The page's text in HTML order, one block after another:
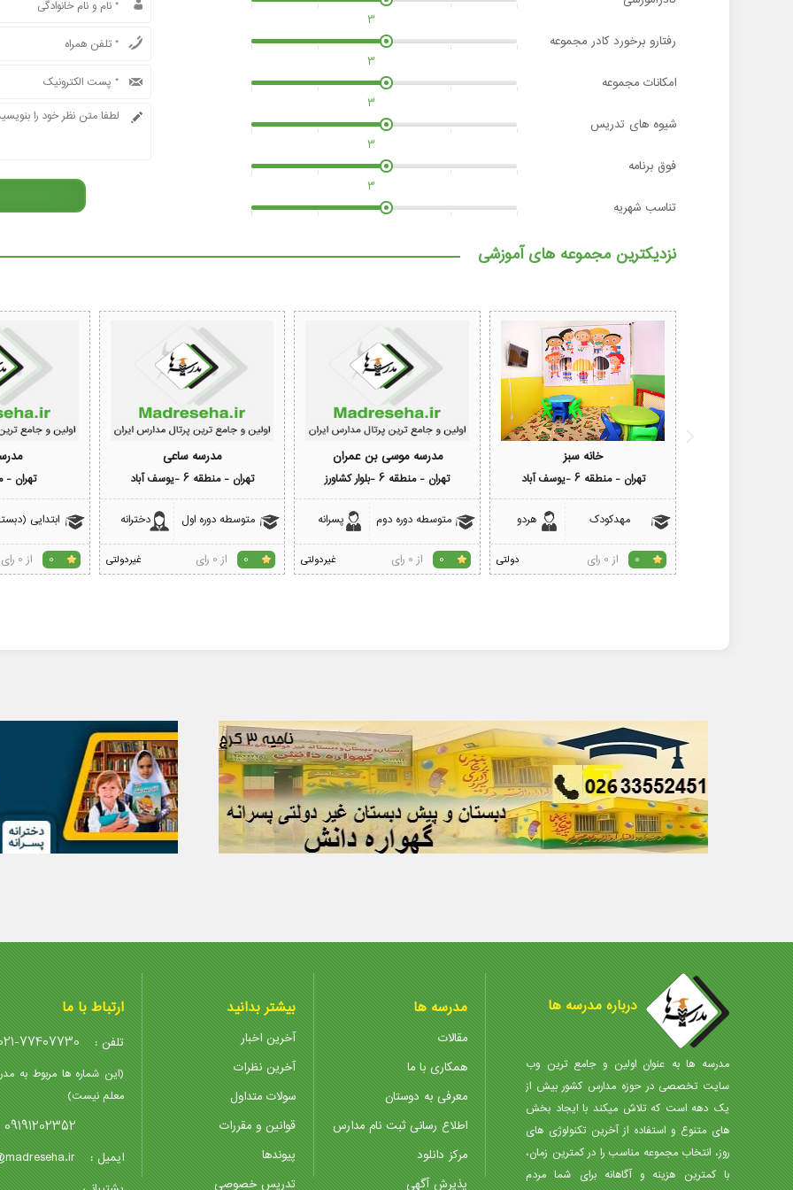
رفتارو برخورد کادر مجموعه
3
امکانات مجموعه
3
شیوه های تدریس
3
فوق برنامه
3
تناسب شهریه
3
نزدیکترین مجموعه های آموزشی
خانه سبز
تهران - منطقه 6 -یوسف آباد
مهدکودک هردو
دولتی 0 از 0 رای
مدرسه موسی بن عمران
تهران - منطقه 6 -بلوار کشاورز
متوسطه دوره دوم پسرانه
غیردولتی 0 از 0 رای
مدرسه ساعی
تهران - منطقه 6 -یوسف آباد
متوسطه دوره اول دخترانه
غیردولتی 0 از 0 رای
تهران -
ابتدایی
0 از 0 رای
درباره مدرسه ها
مدرسه ها به عنوان اولین و جامع ترین وب
سایت تخصصی در حوزه مدارس کشور بیش از
یک دهه است که تلاش میکند با ایجاد بخش
های متنوع و استفاده از آخرین تکنولوژی های
روز، انتخاب مجموعه مناسب را در کمترین زمان،
با کمترین هزینه و آگاهانه برای شما مردم
مدرسه ها
مقالات
همکاری با ما
معرفی به دوستان
اطلاع رسانی ثبت نام مدارس
مرکز دانلود
پذیرش آگهی
بیشتر بدانید
آخرین اخبار
آخرین نظرات
سولات متداول
قوانین و مقررات
پیوندها
تدریس خصوصی
ارتباط با ما
تلفن : 77407730
(این شماره ها مربوط به
معلم نیست)
09191202352
ایمیل :